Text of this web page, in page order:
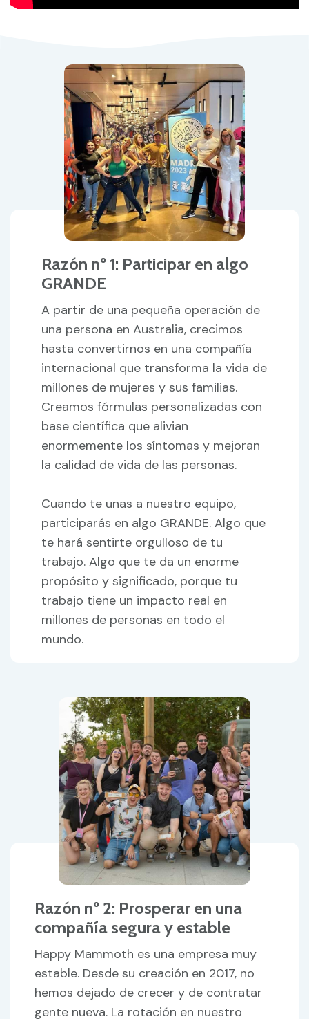
Razón nº 1: Participar en algo
GRANDE
A partir de una pequeña operación de
una persona en Australia, crecimos
hasta convertirnos en una compañía
internacional que transforma la vida de
millones de mujeres y sus familias.
Creamos fórmulas personalizadas con
base científica que alivian
enormemente los síntomas y mejoran
la calidad de vida de las personas.
Cuando te unas a nuestro equipo,
participarás en algo GRANDE. Algo que
te hará sentirte orgulloso de tu
trabajo. Algo que te da un enorme
propósito y significado, porque tu
trabajo tiene un impacto real en
millones de personas en todo el
mundo.
Razón nº 2: Prosperar en una
compañía segura y estable
Happy Mammoth es una empresa muy
estable. Desde su creación en 2017, no
hemos dejado de crecer y de contratar
gente nueva. La rotación en nuestro